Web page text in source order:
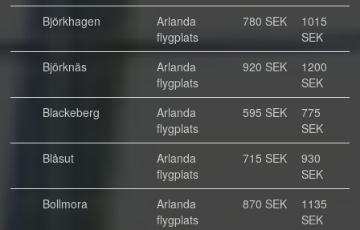
Björkhagen
Arlanda
flygplats
780 SEK
1015
SEK
Björknäs
Arlanda
flygplats
920 SEK
1200
SEK
Blackeberg
Arlanda
flygplats
595 SEK
775
SEK
Blåsut
Arlanda
flygplats
715 SEK
930
SEK
Bollmora
Arlanda
flygplats
870 SEK
1135
SEK